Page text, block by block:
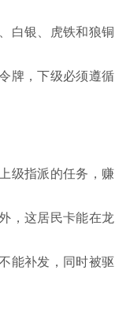
白银、虎铁和狼铜
牌，下级必须遵循
级指派的任务，赚
，这居民卡能在龙
能补发，同时被驱